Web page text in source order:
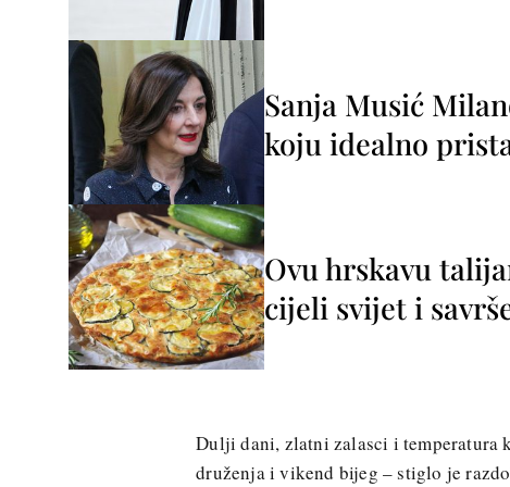
Sanja Musić
koju idealno
Ovu hrskavu
cijeli svijet i
Dulji dani, zlatni zalasci i temperatura
druženja i vikend bijeg – stiglo je